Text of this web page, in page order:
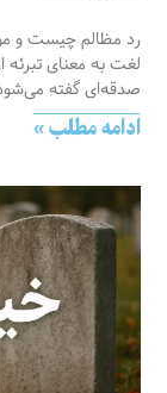
رد مظالم چیست و
لغت به معنای
صدقه‌ای گفته
ادامه مطلب »